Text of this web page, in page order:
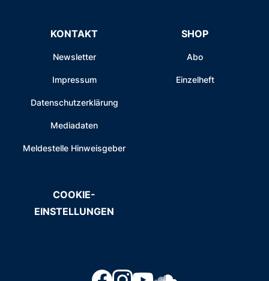
KONTAKT
Newsletter
Impressum
Datenschutzerklärung
Mediadaten
Meldestelle Hinweisgeber
SHOP
Abo
Einzelheft
COOKIE-
EINSTELLUNGEN